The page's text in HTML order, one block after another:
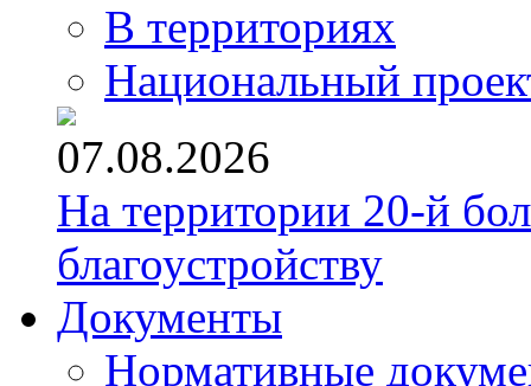
В территориях
Национальный
07.08.2026
На территории 20-й
благоустройству
Документы
Нормативные